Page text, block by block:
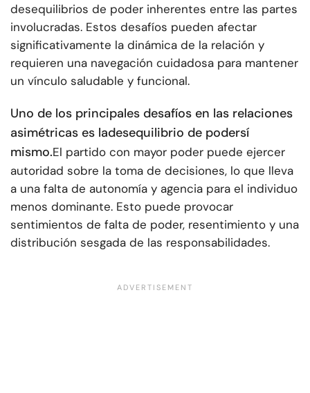
desequilibrios de poder inherentes entre las partes
involucradas. Estos desafíos pueden afectar
significativamente la dinámica de la relación y
requieren una navegación cuidadosa para mantener
un vínculo saludable y funcional.
Uno de los principales desafíos en las relaciones
asimétricas es ladesequilibrio de podersí
mismo.El partido con mayor poder puede ejercer
autoridad sobre la toma de decisiones, lo que lleva
a una falta de autonomía y agencia para el individuo
menos dominante. Esto puede provocar
sentimientos de falta de poder, resentimiento y una
distribución sesgada de las responsabilidades.